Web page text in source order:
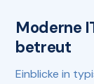
Moderne
betreut
Einblicke in